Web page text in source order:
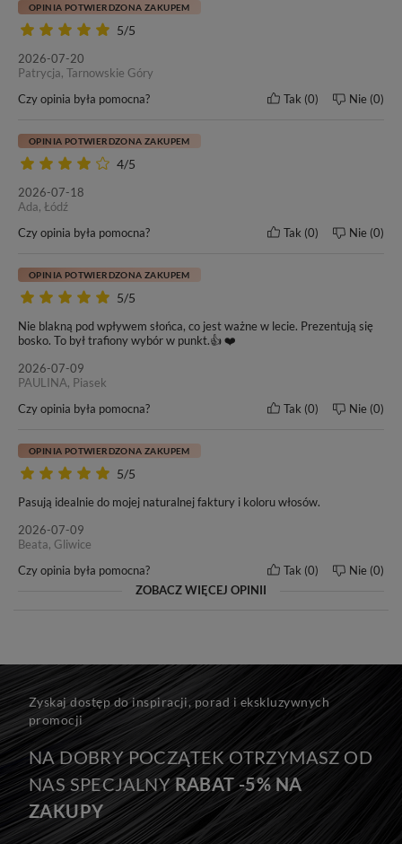
W tej ofercie kupujesz włosy o
odpowiednia długość dla Ciebie.
Naszym włosom zaufało wielu klientów oraz salonów
nasze motto pozostaje bez zmian -
satysfakcja”. Przekonaj się i Ty o doskonałej jakości włosów
Do każdego zakupu dołączamy ulotkę dotyczącą zasad
pielęgnacji i użytkowania włosów marki BestHair.
5/5
OPINIA POTWIERDZONA ZAKUPEM
2026-07-20
Patrycja, Tarnowskie Góry
Czy opinia była pomocna?
Tak 0 Nie 0
4/5
OPINIA POTWIERDZONA ZAKUPEM
2026-07-18
Ada, Łódź
Czy opinia była pomocna?
Tak 0 Nie 0
5/5
OPINIA POTWIERDZONA ZAKUPEM
Nie blakną pod wpływem słońca, co jest ważne w lecie. Prezentują się
bosko. To był trafiony wybór w punkt.👍 ❤️
2026-07-09
PAULINA, Piasek
Czy opinia była pomocna?
Tak 0 Nie 0
5/5
OPINIA POTWIERDZONA ZAKUPEM
Pasują idealnie do mojej naturalnej faktury i koloru włosów.
2026-07-09
Beata, Gliwice
Czy opinia była pomocna?
Tak 0 Nie 0
ZOBACZ WIĘCEJ OPINII
Zyskaj dostęp do inspiracji, porad i ekskluzywnych
promocji
NA DOBRY POCZĄTEK OTRZYMASZ OD
NAS SPECJALNYRABAT -5% NA
ZAKUPY